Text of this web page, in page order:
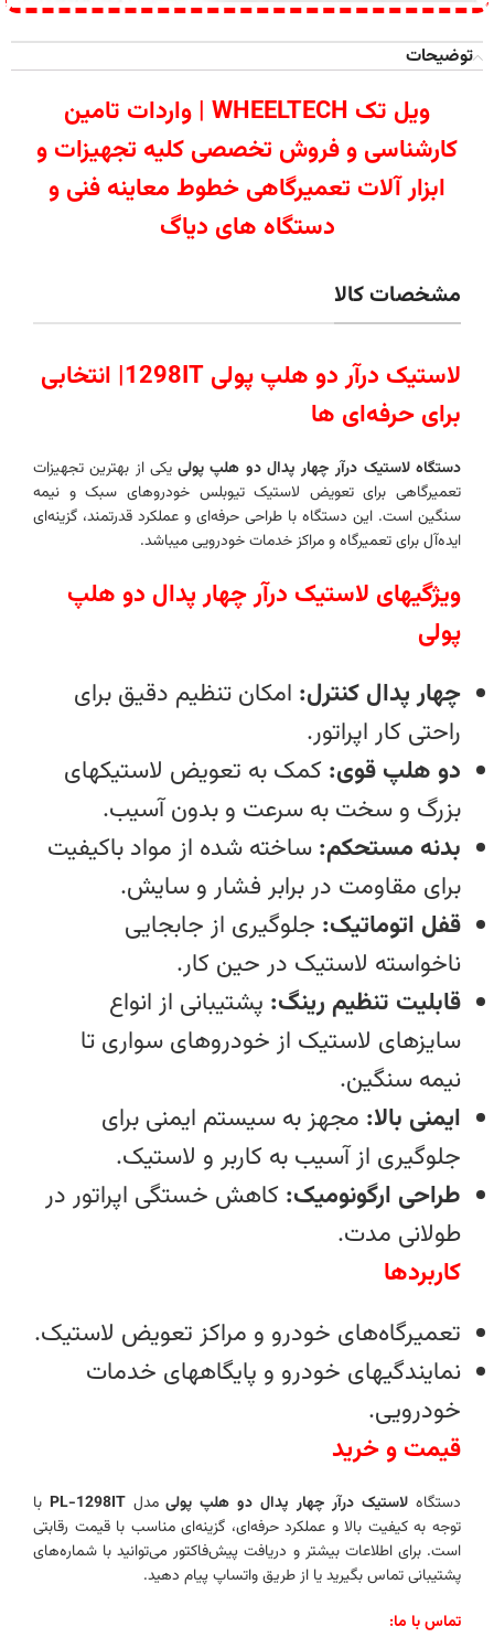
توضیحات
ویل تک WHEELTECH | واردات تامین
کارشناسی و فروش تخصصی کلیه تجهیزات و
ابزار آلات تعمیرگاهی خطوط معاینه فنی و
دستگاه های دیاگ
مشخصات کالا
لاستیک درآر دو هلپ پولی 1298IT| انتخابی
برای حرفه‌ای ها
دستگاه لاستیک درآر چهار پدال دو هلپ پولییکی از بهترین تجهیزات
تعمیرگاهی برای تعویض لاستیک تیوبلس خودروهای سبک و نیمه
سنگین است. این دستگاه با طراحی حرفه‌ای و عملکرد قدرتمند، گزینه‌ای
ایده‌آل برای تعمیرگاه‌ و مراکز خدمات خودرویی میباشد.
ویژگیهای لاستیک درآر چهار پدال دو هلپ
پولی
چهار پدال کنترل: امکان تنظیم دقیق برای
راحتی کار اپراتور.
دو هلپ قوی: کمک به تعویض لاستیکهای
بزرگ و سخت به‌ سرعت و بدون آسیب.
بدنه مستحکم: ساخته‌ شده از مواد باکیفیت
برای مقاومت در برابر فشار و سایش.
قفل اتوماتیک: جلوگیری از جابجایی
ناخواسته لاستیک در حین کار.
قابلیت تنظیم رینگ: پشتیبانی از انواع
سایزهای لاستیک از خودروهای سواری تا
نیمه‌ سنگین.
ایمنی بالا: مجهز به سیستم‌ ایمنی برای
جلوگیری از آسیب به کاربر و لاستیک.
طراحی ارگونومیک: کاهش خستگی اپراتور در
طولانی‌ مدت.
کاربردها
تعمیرگاه‌های خودرو و مراکز تعویض لاستیک.
نمایندگیهای خودرو و پایگاههای خدمات
خودرویی.
قیمت و خرید
دستگاه لاستیک درآر چهار پدال دو هلپ پولیمدلPL-1298IT با
توجه به کیفیت بالا و عملکرد حرفه‌ای، گزینه‌ای مناسب با قیمت رقابتی
است. برای اطلاعات بیشتر و دریافت پیش‌فاکتور می‌توانید با شماره‌های
پشتیبانی تماس بگیرید یا از طریق واتساپ پیام دهید.
تماس با ما: